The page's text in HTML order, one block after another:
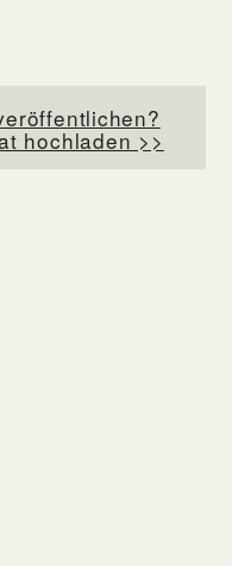
hochladen >>